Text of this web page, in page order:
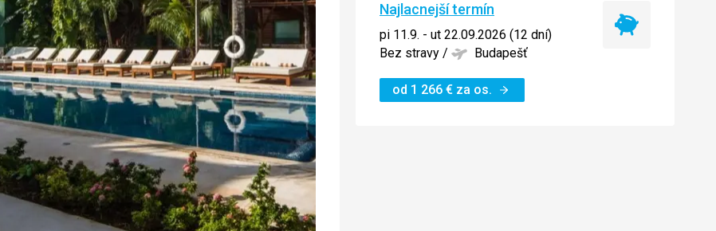
Najlacnejší termín
pi 11.9. - ut 22.09.2026 (12 dní)
Bez stravy / Budapešť
od 1 266 € za os.
Najlacnejší